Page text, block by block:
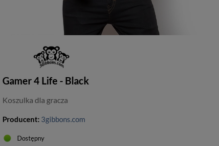
Gamer 4 Life - Black
Koszulka dla gracza
Producent: 3gibbons.com
Dostępny